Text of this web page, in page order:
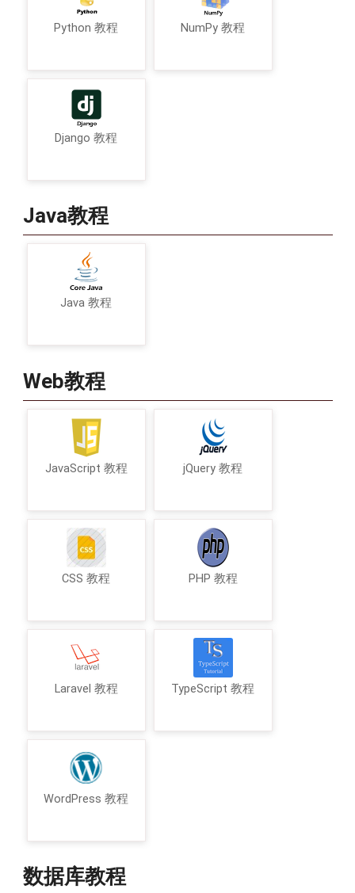
Python 教程 NumPy 教程
Django 教程
Java教程
Java 教程
Web教程
JavaScript 教程 jQuery 教程
CSS 教程 PHP 教程
Laravel 教程 TypeScript 教程
WordPress 教程
数据库教程